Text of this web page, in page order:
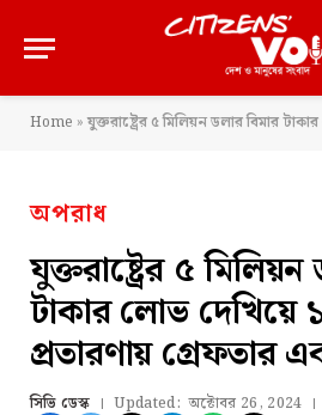
Home »যুক্তরাষ্ট্রের ৫ মিলিয়ন ডলার বিমার টাকার লোভ
অপরাধ
যুক্তরাষ্ট্রের ৫
টাকার লোভ দেখিয়ে
প্রতারণায় গ্রেফতার
সিভি ডেস্ক Updated: অক্টোবর 26, 2024